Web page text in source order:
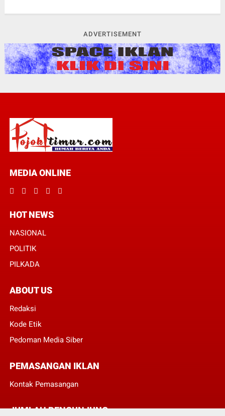
ADVERTISEMENT
MEDIA ONLINE
HOT NEWS
NASIONAL
POLITIK
PILKADA
ABOUT US
Redaksi
Kode Etik
Pedoman Media Siber
PEMASANGAN IKLAN
Kontak Pemasangan
JUMLAH PENGUNJUNG